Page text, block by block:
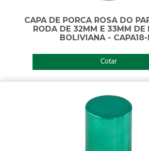
CAPA DE PORCA ROSA DO
RODA DE 32MM E 33MM DE
BOLIVIANA - CAPA18-
Cotar